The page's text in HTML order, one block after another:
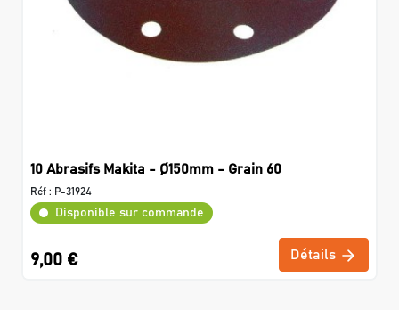
10 Abrasifs Makita - Ø150mm - Grain 60
Réf : P-31924
Disponible sur commande
9,00 € Détails